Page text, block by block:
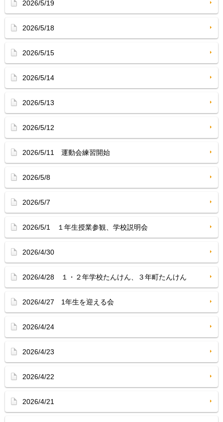
2026/5/19
2026/5/18
2026/5/15
2026/5/14
2026/5/13
2026/5/12
2026/5/11 運動会練習開始
2026/5/8
2026/5/7
2026/5/1 １年生授業参観、学校説明会
2026/4/30
2026/4/28 １・２年学校たんけん、３年町たんけん
2026/4/27 1年生を迎える会
2026/4/24
2026/4/23
2026/4/22
2026/4/21